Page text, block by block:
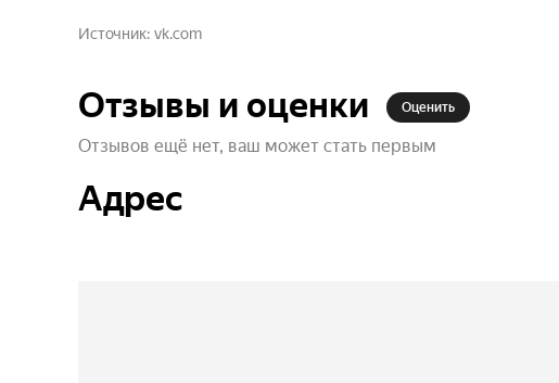
Источник vk.com
Отзывы и оценки Оценить
Отзывов ещё нет, ваш может стать первым
Адрес